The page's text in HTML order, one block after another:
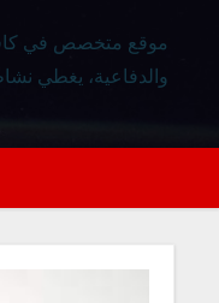
موقع متخصص في كافة
والدفاعية، يغطي